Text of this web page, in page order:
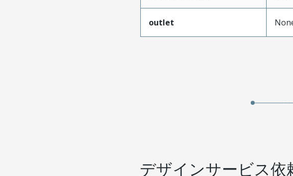
outlet
デザインサービス依